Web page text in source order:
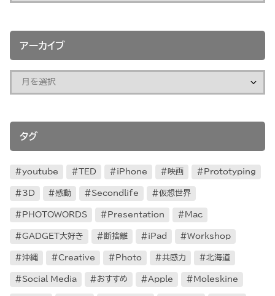
アーカイブ
タグ
youtube TED iPhone 映画 Prototyping
3D 感動 Secondlife 仮想世界
PHOTOWORDS Presentation Mac
GADGET大好き 断捨離 iPad Workshop
沖縄 Creative Photo 共感力 北海道
Social Media おすすめ Apple Moleskine